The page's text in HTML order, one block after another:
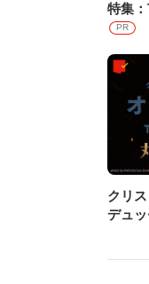
特集
PR
クリ
デュ